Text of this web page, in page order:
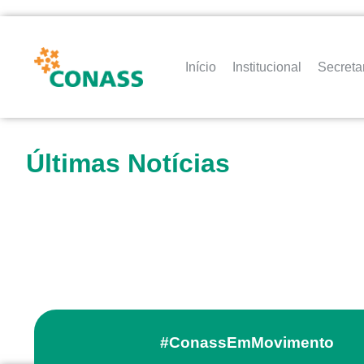
Início Institucional
Últimas Notícias
#ConassEmMovimento